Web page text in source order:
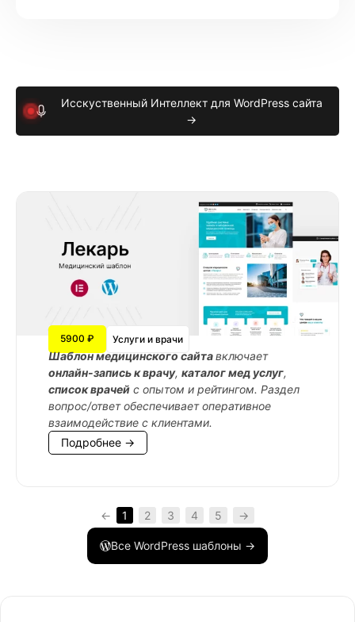
Исскуственный Интеллект для WordPress сайта
→
5900 ₽ Услуги и врачи
Шаблон медицинского сайтавключает
онлайн-запись к врачу, каталог мед услуг,
список врачей с опытом и рейтингом. Раздел
вопрос/ответ обеспечивает оперативное
взаимодействие с клиентами.
Подробнее →
← 1 2 3 4 5 →
Все WordPress шаблоны →